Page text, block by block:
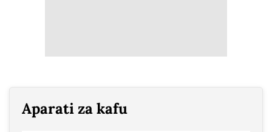
Aparati za kafu